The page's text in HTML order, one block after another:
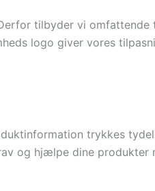
tilbyder vi
logo giver vores
trykkes
og hjælpe dine produkter